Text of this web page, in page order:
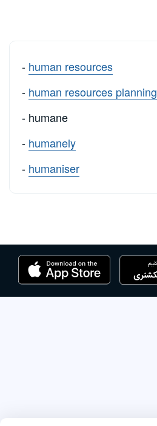
- human resources
- human resources planning
- humane
- humanely
- humaniser